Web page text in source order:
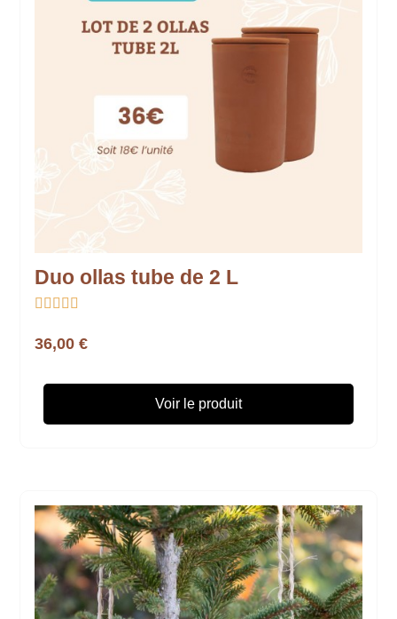
Duo ollas tube de 2 L
    
36,00 €
Voir le produit